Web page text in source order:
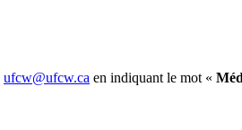
ufcw@ufcw.ca en indiquant le mot «